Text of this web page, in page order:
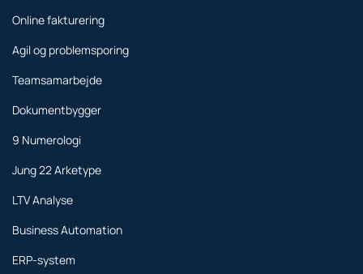
Online fakturering
Agil og problemsporing
Teamsamarbejde
Dokumentbygger
9 Numerologi
Jung 22 Arketype
LTV Analyse
Business Automation
ERP-system